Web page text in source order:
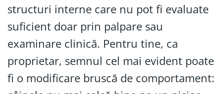
structuri interne care nu pot fi evaluate
suficient doar prin palpare sau
examinare clinică. Pentru tine, ca
proprietar, semnul cel mai evident poate
fi o modificare bruscă de comportament: